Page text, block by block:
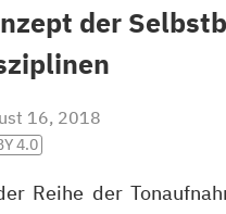
der
16, 2018
4.0
Reihe der